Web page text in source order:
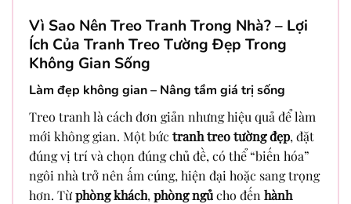
Vì Sao Nên Treo Tranh Trong Nhà? – Lợi
Ích Của Tranh Treo Tường Đẹp Trong
Không Gian Sống
Làm đẹp không gian – Nâng tầm giá trị sống
Treo tranh là cách đơn giản nhưng hiệu quả để làm
mới không gian. Một bức tranh treo tường đẹp, đặt
đúng vị trí và chọn đúng chủ đề, có thể “biến hóa”
ngôi nhà trở nên ấm cúng, hiện đại hoặc sang trọng
hơn. Từphòng khách, phòng ngủcho đến hành